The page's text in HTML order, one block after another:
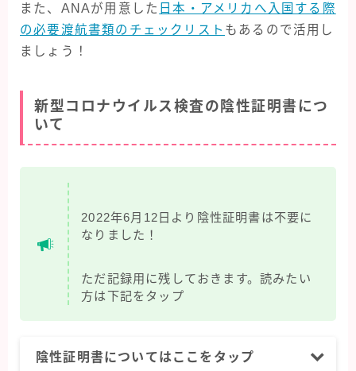
また、ANAが用意した 日本・アメリカへ入国する際
の必要渡航書類のチェックリスト もあるので活用し
ましょう！
新型コロナウイルス検査の陰性証明書につ
いて
2022年6月12日より陰性証明書は不要に
なりました！
ただ記録用に残しておきます。読みたい
方は下記をタップ
陰性証明書についてはここをタップ